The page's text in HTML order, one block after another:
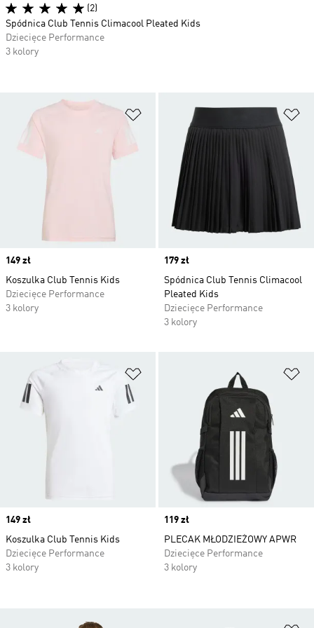
Dodaj do listy życzeń
Price
149 zł
Koszulka Club Tennis Kids
Dziecięce Performance
3 kolory
Price
179 zł
Spódnica Club Tennis Climacool
Pleated Kids
Dziecięce Performance
3 kolory
Dodaj do listy życzeń
Price
149 zł
Koszulka Club Tennis Kids
Dziecięce Performance
3 kolory
Price
119 zł
PLECAK MŁODZIEŻOWY APWR
Dziecięce Performance
3 kolory
(2)
Spódnica Club Tennis Climacool Pleated Kids
Dziecięce Performance
3 kolory